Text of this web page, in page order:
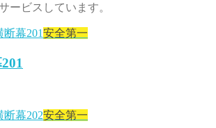
ービスしています。
安全第一
安全第一